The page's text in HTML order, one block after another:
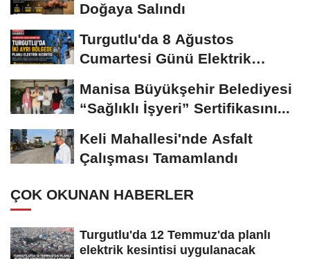
Doğaya Salındı
Turgutlu'da 8 Ağustos
Cumartesi Günü Elektrik
Manisa Büyükşehir Belediyesi
“Sağlıklı İşyeri” Sertifikasını...
Keli Mahallesi'nde Asfalt
Çalışması Tamamlandı
ÇOK OKUNAN HABERLER
Turgutlu'da 12 Temmuz'da planlı
elektrik kesintisi uygulanacak